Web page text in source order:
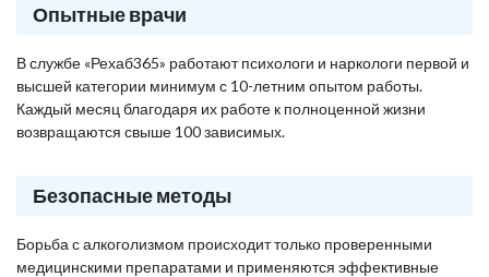
Опытные врачи
В службе «Рехаб365» работают психологи и наркологи первой и
высшей категории минимум с 10-летним опытом работы.
Каждый месяц благодаря их работе к полноценной жизни
возвращаются свыше 100 зависимых.
Безопасные методы
Борьба с алкоголизмом происходит только проверенными
медицинскими препаратами и применяются эффективные